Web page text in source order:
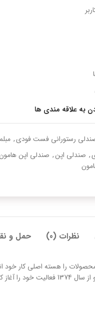
به علاقه مندی ها
رستورانی فست فودی,
, صندلی اپن, صندلی اپن
نظرات (0) حمل و
را هسته اصلی کار
است.